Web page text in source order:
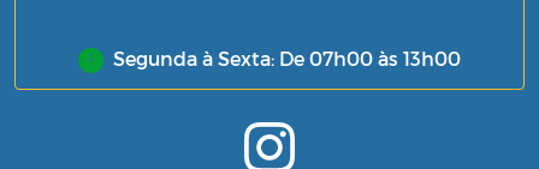
Segunda à Sexta: De 07h00 às 13h00